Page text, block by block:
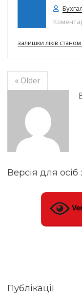
залишки ліків
« Older
Версія для
Публікації